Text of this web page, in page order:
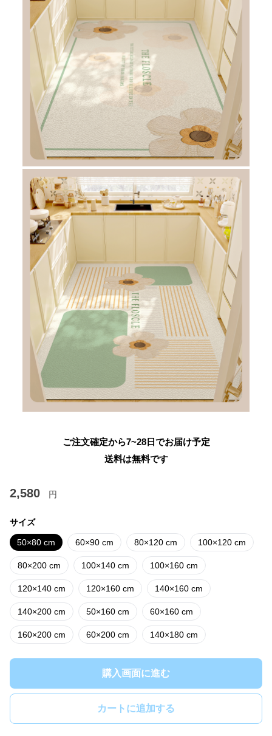
ご注文確定から7~28日でお届け予定
送料は無料です
2,580 円
サイズ
50×80 cm 60×90 cm 80×120 cm 100×120 cm
80×200 cm 100×140 cm 100×160 cm
120×140 cm 120×160 cm 140×160 cm
140×200 cm 50×160 cm 60×160 cm
160×200 cm 60×200 cm 140×180 cm
購入画面に進む
カートに追加する